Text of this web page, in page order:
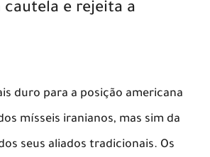
cautela e rejeita a
duro para a posição americana
mísseis iranianos, mas sim da
seus aliados tradicionais. Os